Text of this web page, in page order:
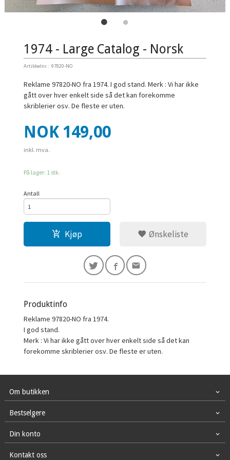
1974 - Large Catalog - Norsk
Artikkelnr.: 97820-NO
Reklame 97820-NO fra 1974. I god stand. Merk : Vi har ikke
gått over hver enkelt side så det kan forekomme
skriblerier osv. De fleste er uten.
Pris
NOK 149,00
inkl. mva.
På lager: 1 stk.
Antall
Kjøp Ønskeliste
Produktinfo
Reklame 97820-NO fra 1974.
I god stand.
Merk : Vi har ikke gått over hver enkelt side så det kan
forekomme skriblerier osv. De fleste er uten.
Om butikken
Bestselgere
Din konto
Kontakt oss